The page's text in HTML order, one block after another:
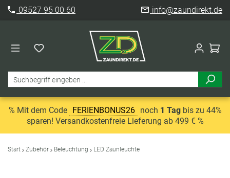
09527 95 00 60 info@zaundirekt.de
% Mit dem Code FERIENBONUS26 noch 1 Tagbis zu 44%
sparen! Versandkostenfreie Lieferung ab 499 € %
Start Zubehör Beleuchtung LED Zaunleuchte